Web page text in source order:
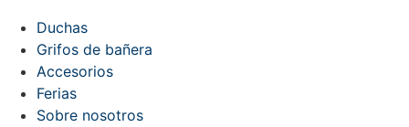
Duchas
Grifos de bañera
Accesorios
Ferias
Sobre nosotros